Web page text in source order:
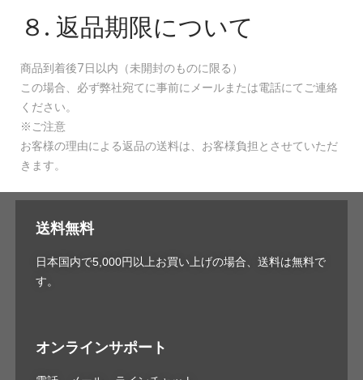
８. 返品期限について
商品到着後7日以内（未開封のものに限る）
この場合、必ず弊社宛てに事前にメールまたは電話にてご連絡
ください。
※ご注意
お客様の理由による返品の送料は、お客様負担とさせていただ
きます。
送料無料
日本国内で5,000円以上お買い上げの場合、送料は無料で
す。
オンラインサポート